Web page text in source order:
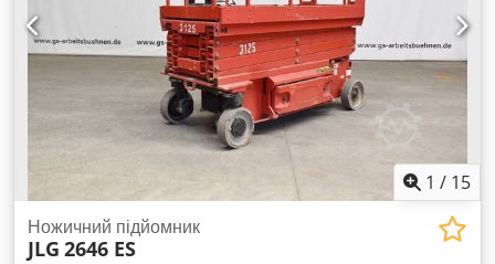
1 / 15
Ножичний підйомник
JLG 2646 ES